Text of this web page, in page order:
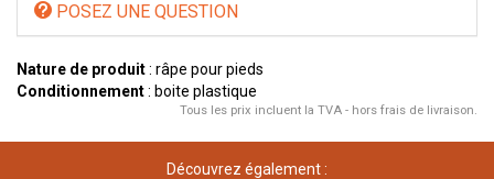
POSEZ UNE QUESTION
Nature de produit: râpe pour pieds
Conditionnement: boite plastique
Tous les prix incluent la TVA - hors frais de livraison.
Découvrez également :